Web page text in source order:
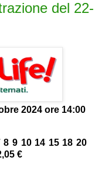
del 22-
2024 ore 14:00
8 9 10 14 15 18 20
€